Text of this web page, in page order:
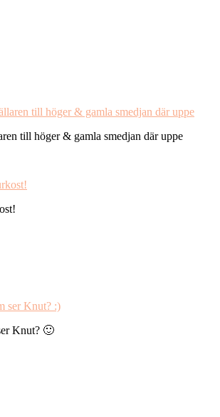
till höger & gamla smedjan där uppe
Knut? 🙂